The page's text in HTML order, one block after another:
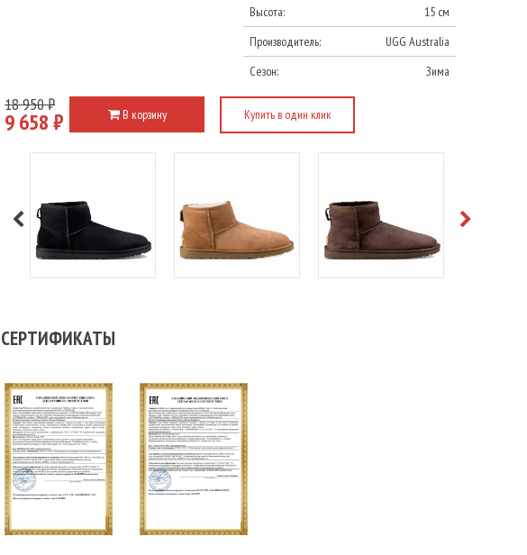
18 950 ₽
9 658 ₽ В корзину Купить в один клик
Высота:
15 см
Производитель:
UGG Australia
Сезон:
Зима
СЕРТИФИКАТЫ